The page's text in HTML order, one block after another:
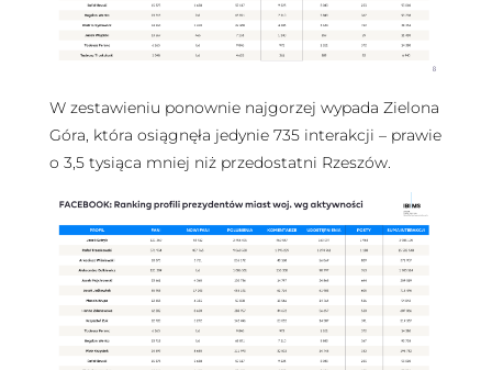
W zestawieniu ponownie najgorzej wypada Zielona
Góra, która osiągnęła jedynie 735 interakcji – prawie
o 3,5 tysiąca mniej niż przedostatni Rzeszów.